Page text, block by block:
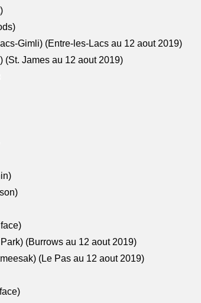
Gimli) (Entre-les-Lacs au 12 aout 2019)
James au 12 aout 2019)
(Burrows au 12 aout 2019)
(Le Pas au 12 aout 2019)